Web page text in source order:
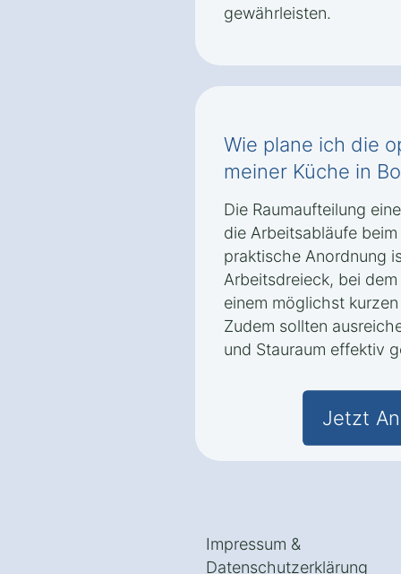
gewährleisten.
Wie plane ich die
meiner Küche in
Die Raumaufteilung
die Arbeitsabläufe
praktische Anordnung
Arbeitsdreieck, bei
einem möglichst
Zudem sollten
und Stauraum effektiv
Jetzt
Impressum &
Datenschutzerklärung